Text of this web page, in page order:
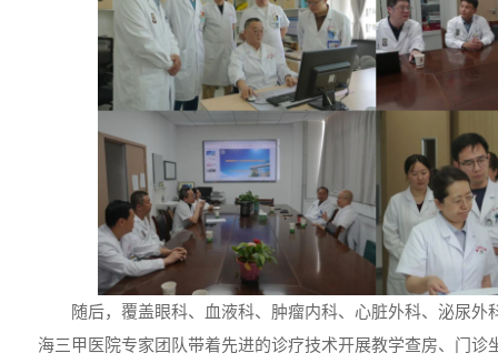
随后，覆盖眼科、血液科、肿瘤内科、心脏外科、泌尿外
海三甲医院专家团队带着先进的诊疗技术开展教学查房、门诊